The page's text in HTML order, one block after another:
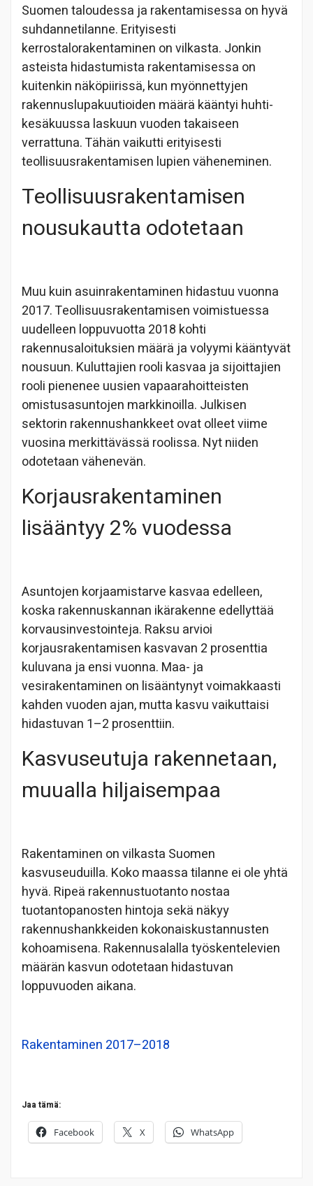
Suomen taloudessa ja rakentamisessa on hyvä
suhdannetilanne. Erityisesti
kerrostalorakentaminen on vilkasta. Jonkin
asteista hidastumista rakentamisessa on
kuitenkin näköpiirissä, kun myönnettyjen
rakennuslupakuutioiden määrä kääntyi huhti-
kesäkuussa laskuun vuoden takaiseen
verrattuna. Tähän vaikutti erityisesti
teollisuusrakentamisen lupien väheneminen.
Teollisuusrakentamisen
nousukautta odotetaan
Muu kuin asuinrakentaminen hidastuu vuonna
2017. Teollisuusrakentamisen voimistuessa
uudelleen loppuvuotta 2018 kohti
rakennusaloituksien määrä ja volyymi kääntyvät
nousuun. Kuluttajien rooli kasvaa ja sijoittajien
rooli pienenee uusien vapaarahoitteisten
omistusasuntojen markkinoilla. Julkisen
sektorin rakennushankkeet ovat olleet viime
vuosina merkittävässä roolissa. Nyt niiden
odotetaan vähenevän.
Korjausrakentaminen
lisääntyy 2% vuodessa
Asuntojen korjaamistarve kasvaa edelleen,
koska rakennuskannan ikärakenne edellyttää
korvausinvestointeja. Raksu arvioi
korjausrakentamisen kasvavan 2 prosenttia
kuluvana ja ensi vuonna. Maa- ja
vesirakentaminen on lisääntynyt voimakkaasti
kahden vuoden ajan, mutta kasvu vaikuttaisi
hidastuvan 1–2 prosenttiin.
Kasvuseutuja rakennetaan,
muualla hiljaisempaa
Rakentaminen on vilkasta Suomen
kasvuseuduilla. Koko maassa tilanne ei ole yhtä
hyvä. Ripeä rakennustuotanto nostaa
tuotantopanosten hintoja sekä näkyy
rakennushankkeiden kokonaiskustannusten
kohoamisena. Rakennusalalla työskentelevien
määrän kasvun odotetaan hidastuvan
loppuvuoden aikana.
Rakentaminen 2017–2018
Jaa tämä:
Facebook X WhatsApp